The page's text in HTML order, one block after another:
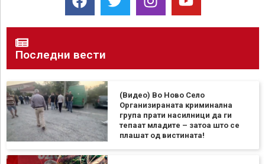
Последни вести
(Видео) Во Ново Село
Организираната криминална
група прати насилници да ги
тепаат младите – затоа што се
плашат од вистината!